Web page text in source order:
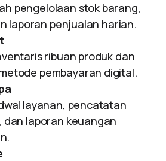
pengelolaan stok barang,
laporan penjualan harian.
ribuan produk dan
pembayaran digital.
layanan, pencatatan
dan laporan keuangan